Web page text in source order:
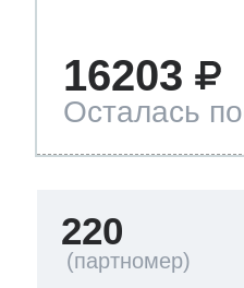
16203
Осталась
220